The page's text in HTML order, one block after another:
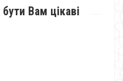
Вам цікаві